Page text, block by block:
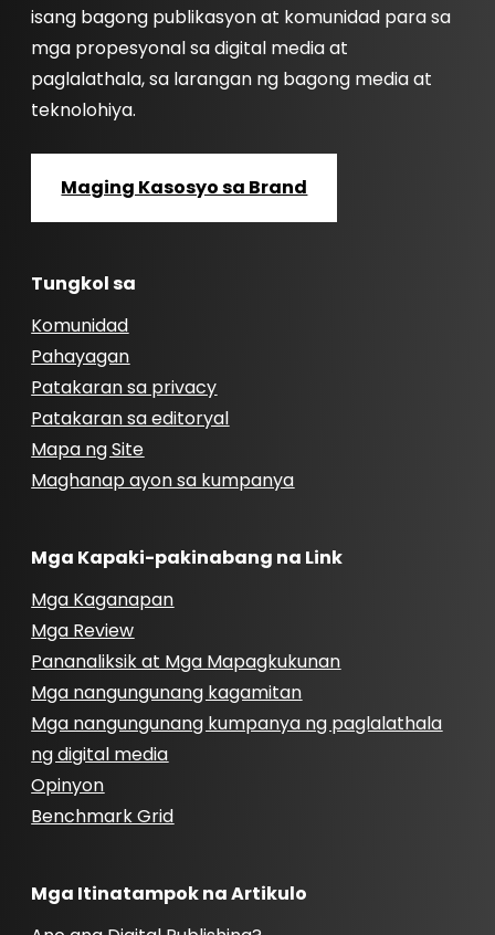
isang bagong publikasyon at komunidad para sa
mga propesyonal sa digital media at
paglalathala, sa larangan ng bagong media at
teknolohiya.
Maging Kasosyo sa Brand
Tungkol sa
Komunidad
Pahayagan
Patakaran sa privacy
Patakaran sa editoryal
Mapa ng Site
Maghanap ayon sa kumpanya
Mga Kapaki-pakinabang na Link
Mga Kaganapan
Mga Review
Pananaliksik at Mga Mapagkukunan
Mga nangungunang kagamitan
Mga nangungunang kumpanya ng paglalathala
ng digital media
Opinyon
Benchmark Grid
Mga Itinatampok na Artikulo